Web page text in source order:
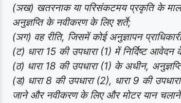
(ञख) खतरनाक या परिसंकटमय प्रकृति के
अनुज्ञप्ति के नवीकरण के लिए शर्ते;
(ञग) वह रीति, जिसमें कोई अनुज्ञापन
(ट) धारा 15 की उपधारा (1) में निर्दिष्ट
(ठ) धारा 18 की उपधारा (1) के अधीन,
(ड) धारा 8 की उपधारा (2), धारा 9 की
जाने और नवीकरण के लिए और मोटर यान चलाने